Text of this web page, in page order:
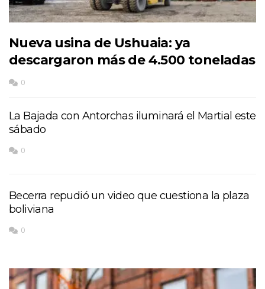
Nueva usina de Ushuaia: ya
descargaron más de 4.500 toneladas
0
La Bajada con Antorchas iluminará el Martial este
sábado
0
Becerra repudió un video que cuestiona la plaza
boliviana
0